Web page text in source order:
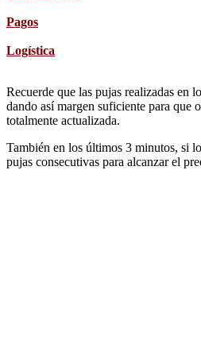
Pagos
Logística
Recuerde que las pujas realizadas en
dando así margen suficiente para que
totalmente actualizada.
También en los últimos 3 minutos, si
pujas consecutivas para alcanzar el